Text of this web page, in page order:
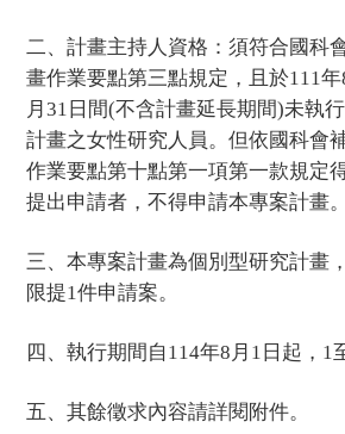
二、計畫主持人資格：須符合國科
畫作業要點第三點規定，且於111
月31日間(不含計畫延長期間)未執
計畫之女性研究人員。但依國科會
作業要點第十點第一項第一款規定
提出申請者，不得申請本專案計畫。
三、本專案計畫為個別型研究計畫
限提1件申請案。
四、執行期間自114年8月1日起，1
五、其餘徵求內容請詳閱附件。